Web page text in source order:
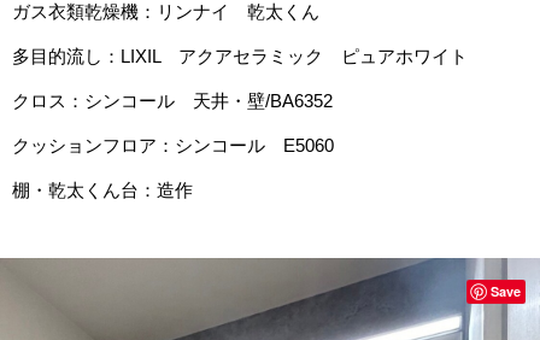
ガス衣類乾燥機：リンナイ 乾太くん
多目的流し：LIXIL アクアセラミック ピュアホワイト
クロス：シンコール 天井・壁/BA6352
クッションフロア：シンコール E5060
棚・乾太くん台：造作
Save